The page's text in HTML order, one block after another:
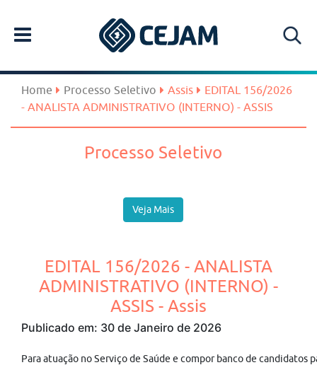
Home Processo Seletivo Assis
EDITAL 156/2026
- ANALISTA ADMINISTRATIVO (INTERNO) - ASSIS
Processo Seletivo
Veja Mais
EDITAL 156/2026 - ANALISTA
ADMINISTRATIVO (INTERNO) -
ASSIS - Assis
Publicado em: 30 de Janeiro de 2026
Para atuação no Serviço de Saúde e compor banco de